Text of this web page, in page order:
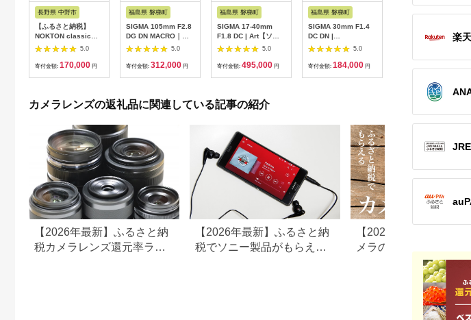
長野県 中野市
【ふるさと納税】
NOKTON classic
35mm F1.4 E-
mount【1214167】
5.0
寄付金額: 170,000 円
福島県 磐梯町
SIGMA 105mm F2.8
DG DN MACRO｜
Art【ソニーEマウン
5.0
寄付金額: 312,000 円
福島県 磐梯町
SIGMA 17-40mm
F1.8 DC | Art【ソニ
ーEマウント用】
5.0
寄付金額: 495,000 円
福島県 磐梯町
SIGMA 30mm F1.4
DC DN |
Contemporary5.0
寄付金額: 184,000 円
ス
F2.8 DC DN｜
カメラレンズの返礼品に関連している記事の紹介
【2026年最新】ふるさと納
税カメラレンズ還元率ラン
【2026年最新】ふるさと納
税でソニー製品がもらえ
【2026年】ふるさと納
メラのおすすめ返礼品
気のソニー、キヤノン
楽